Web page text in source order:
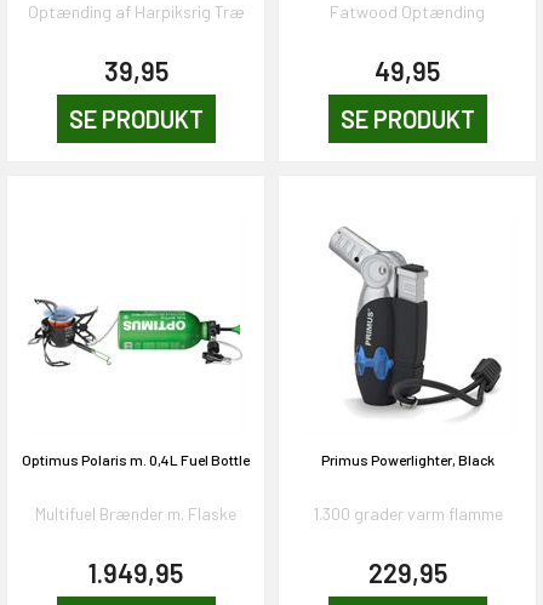
Optænding af Harpiksrig Træ
39,95
SE PRODUKT
Fatwood Optænding
49,95
SE PRODUKT
Optimus Polaris m. 0,4L Fuel Bottle
Multifuel Brænder m. Flaske
1.949,95
Primus Powerlighter, Black
1.300 grader varm flamme
229,95